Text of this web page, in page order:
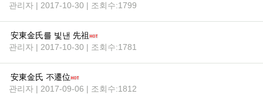
관리자 | 2017-10-30 | 조회수:1799
安東金氏를 빛낸 先祖
관리자 | 2017-10-30 | 조회수:1781
安東金氏 不遷位
관리자 | 2017-09-06 | 조회수:1812